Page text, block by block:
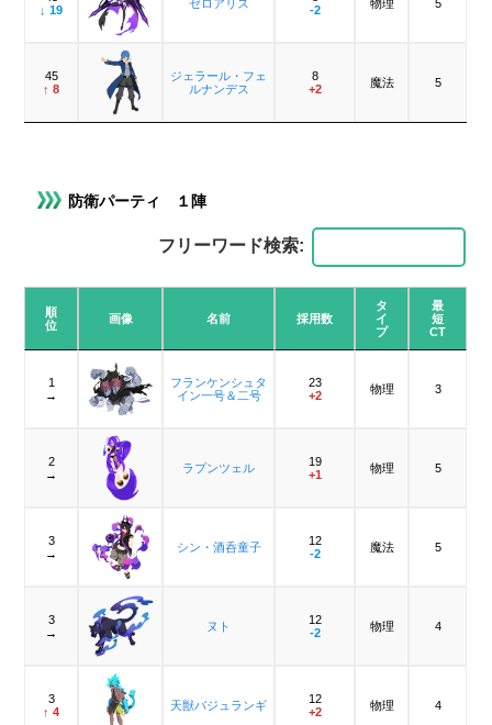
↓ 19
ゼロアリス
-2
物理 5
45
↑ 8
ジェラール・フェ
ルナンデス
8
+2
魔法 5
防衛パーティ １陣
フリーワード検索:
順
位
画像 名前 採用数
タ
イ
プ
最
短
CT
1
→
フランケンシュタ
イン一号＆二号
23
+2
物理 3
2
→
ラプンツェル
19
+1
物理 5
3
→
シン・酒呑童子
12
-2
魔法 5
3
→
ヌト
12
-2
物理 4
3
↑ 4
天獣バジュランギ
12
+2
物理 4